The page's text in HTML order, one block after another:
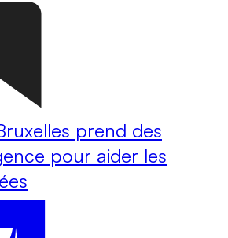
prend des
pour aider les